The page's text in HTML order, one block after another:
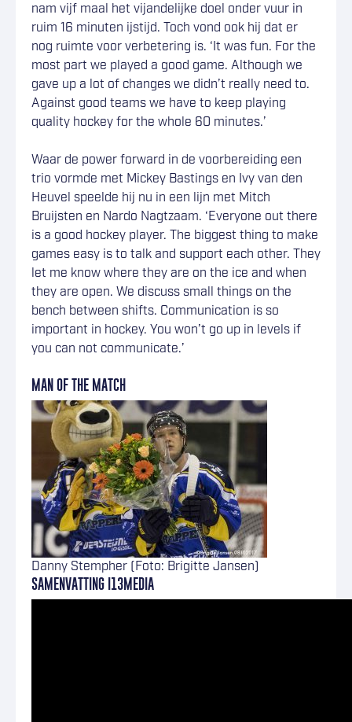
nam vijf maal het vijandelijke doel onder vuur in
ruim 16 minuten ijstijd. Toch vond ook hij dat er
nog ruimte voor verbetering is. ‘It was fun. For the
most part we played a good game. Although we
gave up a lot of changes we didn’t really need to.
Against good teams we have to keep playing
quality hockey for the whole 60 minutes.’
Waar de power forward in de voorbereiding een
trio vormde met Mickey Bastings en Ivy van den
Heuvel speelde hij nu in een lijn met Mitch
Bruijsten en Nardo Nagtzaam. ‘Everyone out there
is a good hockey player. The biggest thing to make
games easy is to talk and support each other. They
let me know where they are on the ice and when
they are open. We discuss small things on the
bench between shifts. Communication is so
important in hockey. You won’t go up in levels if
you can not communicate.’
MAN OF THE MATCH
Danny Stempher (Foto: Brigitte Jansen)
SAMENVATTING I13MEDIA